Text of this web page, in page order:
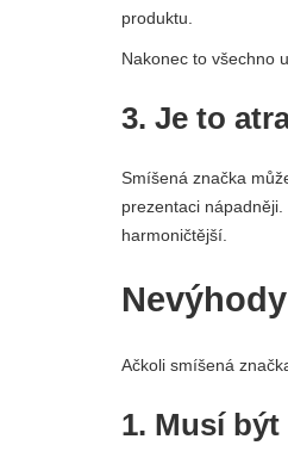
produktu.
Nakonec to všechno
3. Je to
Smíšená značka
prezentaci
harmoničtější.
Ačkoli smíšená
1. Musí